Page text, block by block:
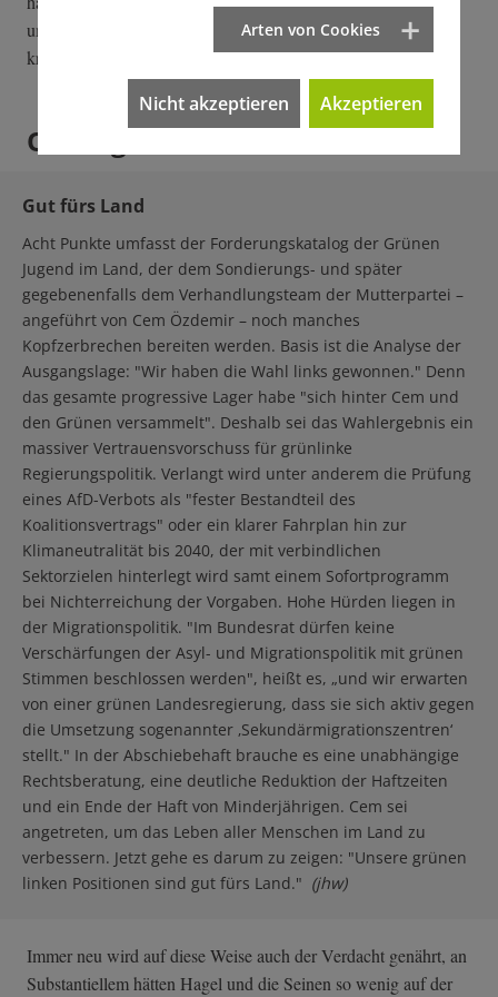
um sie als "herablassende Arroganz" und als "Ampelsprech"
kritisieren zu können.
Oettinger hätte Rat
Gut fürs Land
Acht Punkte umfasst der Forderungskatalog der Grünen
Jugend im Land, der dem Sondierungs- und später
gegebenenfalls dem Verhandlungsteam der Mutterpartei –
angeführt von Cem Özdemir – noch manches
Kopfzerbrechen bereiten werden. Basis ist die Analyse der
Ausgangslage: "Wir haben die Wahl links gewonnen." Denn
das gesamte progressive Lager habe "sich hinter Cem und
den Grünen versammelt". Deshalb sei das Wahlergebnis ein
massiver Vertrauensvorschuss für grünlinke
Regierungspolitik. Verlangt wird unter anderem die Prüfung
eines AfD-Verbots als "fester Bestandteil des
Koalitionsvertrags" oder ein klarer Fahrplan hin zur
Klimaneutralität bis 2040, der mit verbindlichen
Sektorzielen hinterlegt wird samt einem Sofortprogramm
bei Nichterreichung der Vorgaben. Hohe Hürden liegen in
der Migrationspolitik. "Im Bundesrat dürfen keine
Verschärfungen der Asyl- und Migrationspolitik mit grünen
Stimmen beschlossen werden", heißt es, „und wir erwarten
von einer grünen Landesregierung, dass sie sich aktiv gegen
die Umsetzung sogenannter ‚Sekundärmigrationszentren‘
stellt." In der Abschiebehaft brauche es eine unabhängige
Rechtsberatung, eine deutliche Reduktion der Haftzeiten
und ein Ende der Haft von Minderjährigen. Cem sei
angetreten, um das Leben aller Menschen im Land zu
verbessern. Jetzt gehe es darum zu zeigen: "Unsere grünen
linken Positionen sind gut fürs Land." (jhw)
Immer neu wird auf diese Weise auch der Verdacht genährt, an
Substantiellem hätten Hagel und die Seinen so wenig auf der
Arten von Cookies
Nicht akzeptieren Akzeptieren